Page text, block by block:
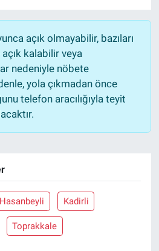
açık olmayabilir, bazıları
kalabilir veya
nedeniyle nöbete
yola çıkmadan önce
telefon aracılığıyla teyit
Hasanbeyli Kadirli
Toprakkale